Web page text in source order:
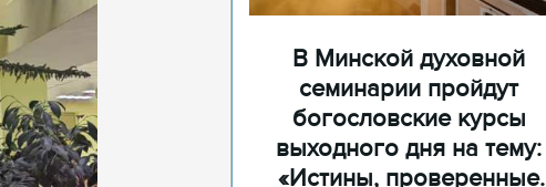
В Минской духовной
семинарии пройдут
богословские курсы
выходного дня на тему:
«Истины, проверенные